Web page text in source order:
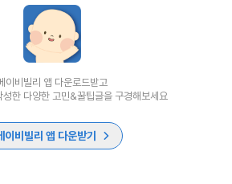
이비빌리 앱 다운로드받고
성한 다양한 고민&꿀팁글을 구경해보세요
이비빌리 앱 다운받기